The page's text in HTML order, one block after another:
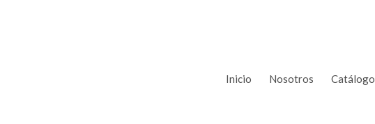
Inicio Nosotros Catálogo